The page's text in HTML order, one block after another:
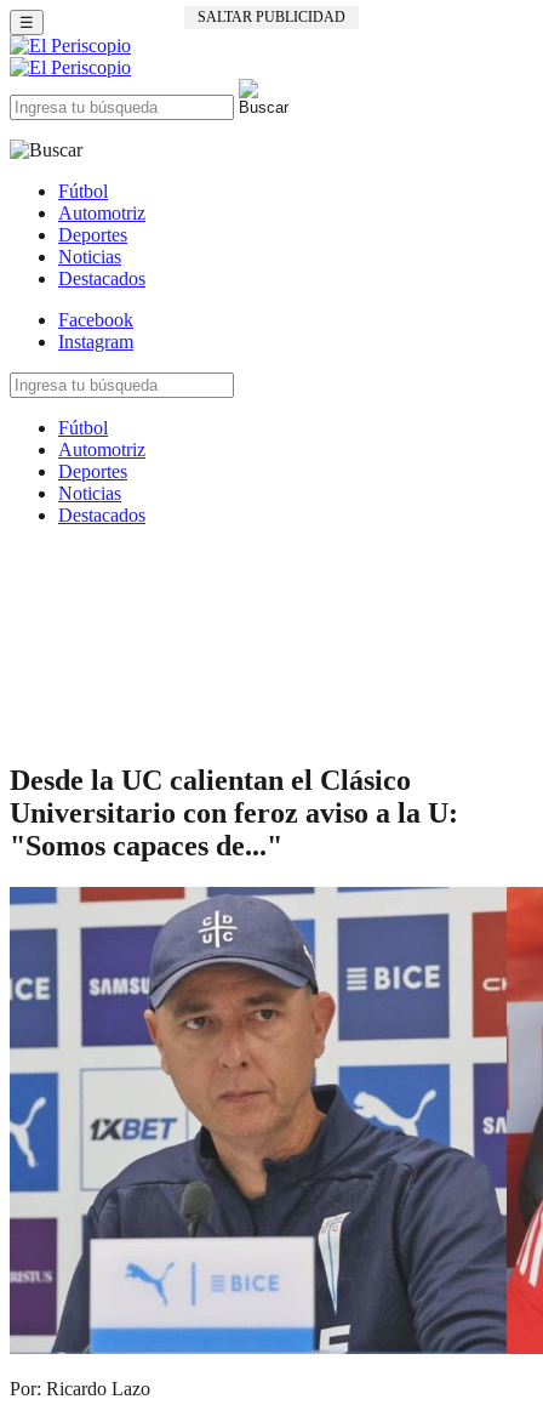
SALTAR PUBLICIDAD
☰
Fútbol
Automotriz
Deportes
Noticias
Destacados
Facebook
Instagram
Fútbol
Automotriz
Deportes
Noticias
Destacados
Desde la UC calientan el Clásico
Universitario con feroz aviso a la U:
"Somos capaces de..."
Por: Ricardo Lazo